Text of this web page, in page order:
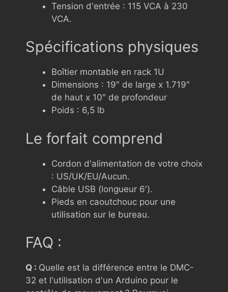
Tension d'entrée : 115 VCA à 230
VCA.
Spécifications physiques
Boîtier montable en rack 1U
Dimensions : 19″ de large x 1.719″
de haut x 10″ de profondeur
Poids : 6,5 lb
Le forfait comprend
Cordon d'alimentation de votre choix
: US/UK/EU/Aucun.
Câble USB (longueur 6′).
Pieds en caoutchouc pour une
utilisation sur le bureau.
FAQ :
Q : Quelle est la différence entre le DMC-
32 et l'utilisation d'un Arduino pour le